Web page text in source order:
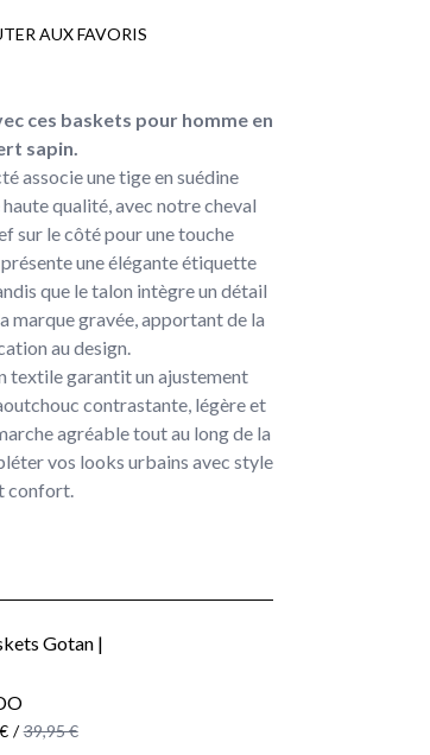
AUX FAVORIS
ces baskets pour homme en
sapin.
associe une tige en suédine
qualité, avec notre cheval
sur le côté pour une touche
une élégante étiquette
que le talon intègre un détail
marque gravée, apportant de la
au design.
textile garantit un ajustement
contrastante, légère et
agréable tout au long de la
vos looks urbains avec style
confort.
/ 39,95 €